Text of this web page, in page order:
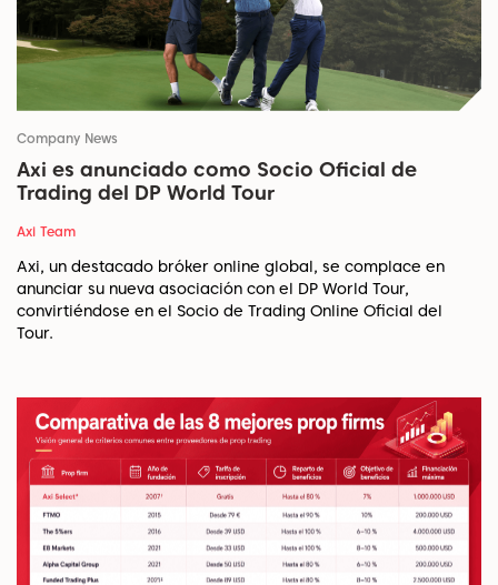
Company News
Axi es anunciado como Socio Oficial de
Trading del DP World Tour
Axi Team
Axi, un destacado bróker online global, se complace en
anunciar su nueva asociación con el DP World Tour,
convirtiéndose en el Socio de Trading Online Oficial del
Tour.